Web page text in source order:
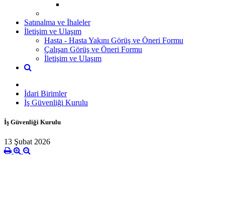
Satınalma ve İhaleler
İletişim ve Ulaşım
Hasta - Hasta Yakını Görüş ve Öneri Formu
Çalışan Görüş ve Öneri Formu
İletişim ve Ulaşım
İdari Birimler
İş Güvenliği Kurulu
İş Güvenliği Kurulu
13 Şubat 2026